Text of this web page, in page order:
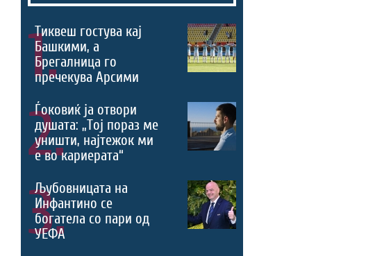
1.
Тиквеш гостува кај
Башкими, а
Брегалница го
пречекува Арсими
2.
Ѓоковиќ ја отвори
душата: „Тој пораз ме
уништи, најтежок ми
е во кариерата“
3.
Љубовницата на
Инфантино се
богатела со пари од
УЕФА